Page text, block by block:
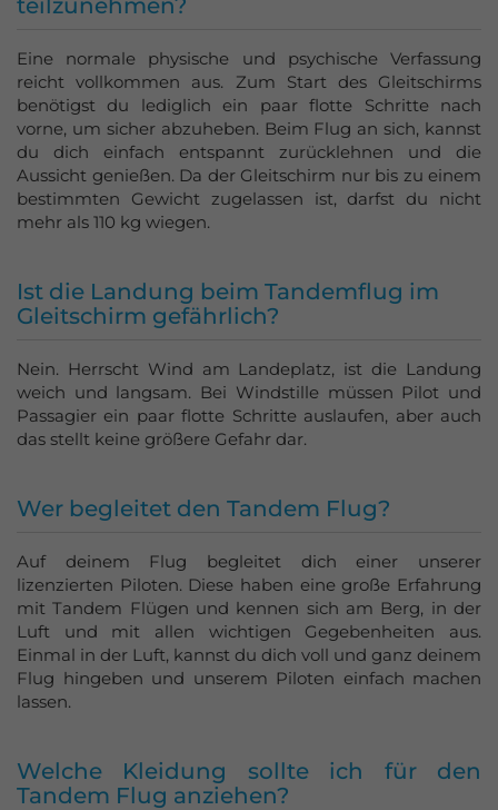
Azubi-Events
Gutscheine
kaufen
teilzunehmen?
Eine normale physische und psychische Verfassung
reicht vollkommen aus. Zum Start des Gleitschirms
benötigst du lediglich ein paar flotte Schritte nach
vorne, um sicher abzuheben. Beim Flug an sich, kannst
du dich einfach entspannt zurücklehnen und die
Aussicht genießen. Da der Gleitschirm nur bis zu einem
bestimmten Gewicht zugelassen ist, darfst du nicht
mehr als 110 kg wiegen.
Ist die Landung beim Tandemflug im
Gleitschirm gefährlich?
Nein. Herrscht Wind am Landeplatz, ist die Landung
weich und langsam. Bei Windstille müssen Pilot und
Passagier ein paar flotte Schritte auslaufen, aber auch
das stellt keine größere Gefahr dar.
Wer begleitet den Tandem Flug?
Auf deinem Flug begleitet dich einer unserer
lizenzierten Piloten. Diese haben eine große Erfahrung
mit Tandem Flügen und kennen sich am Berg, in der
Luft und mit allen wichtigen Gegebenheiten aus.
Einmal in der Luft, kannst du dich voll und ganz deinem
Flug hingeben und unserem Piloten einfach machen
lassen.
Welche Kleidung sollte ich für den
Tandem Flug anziehen?